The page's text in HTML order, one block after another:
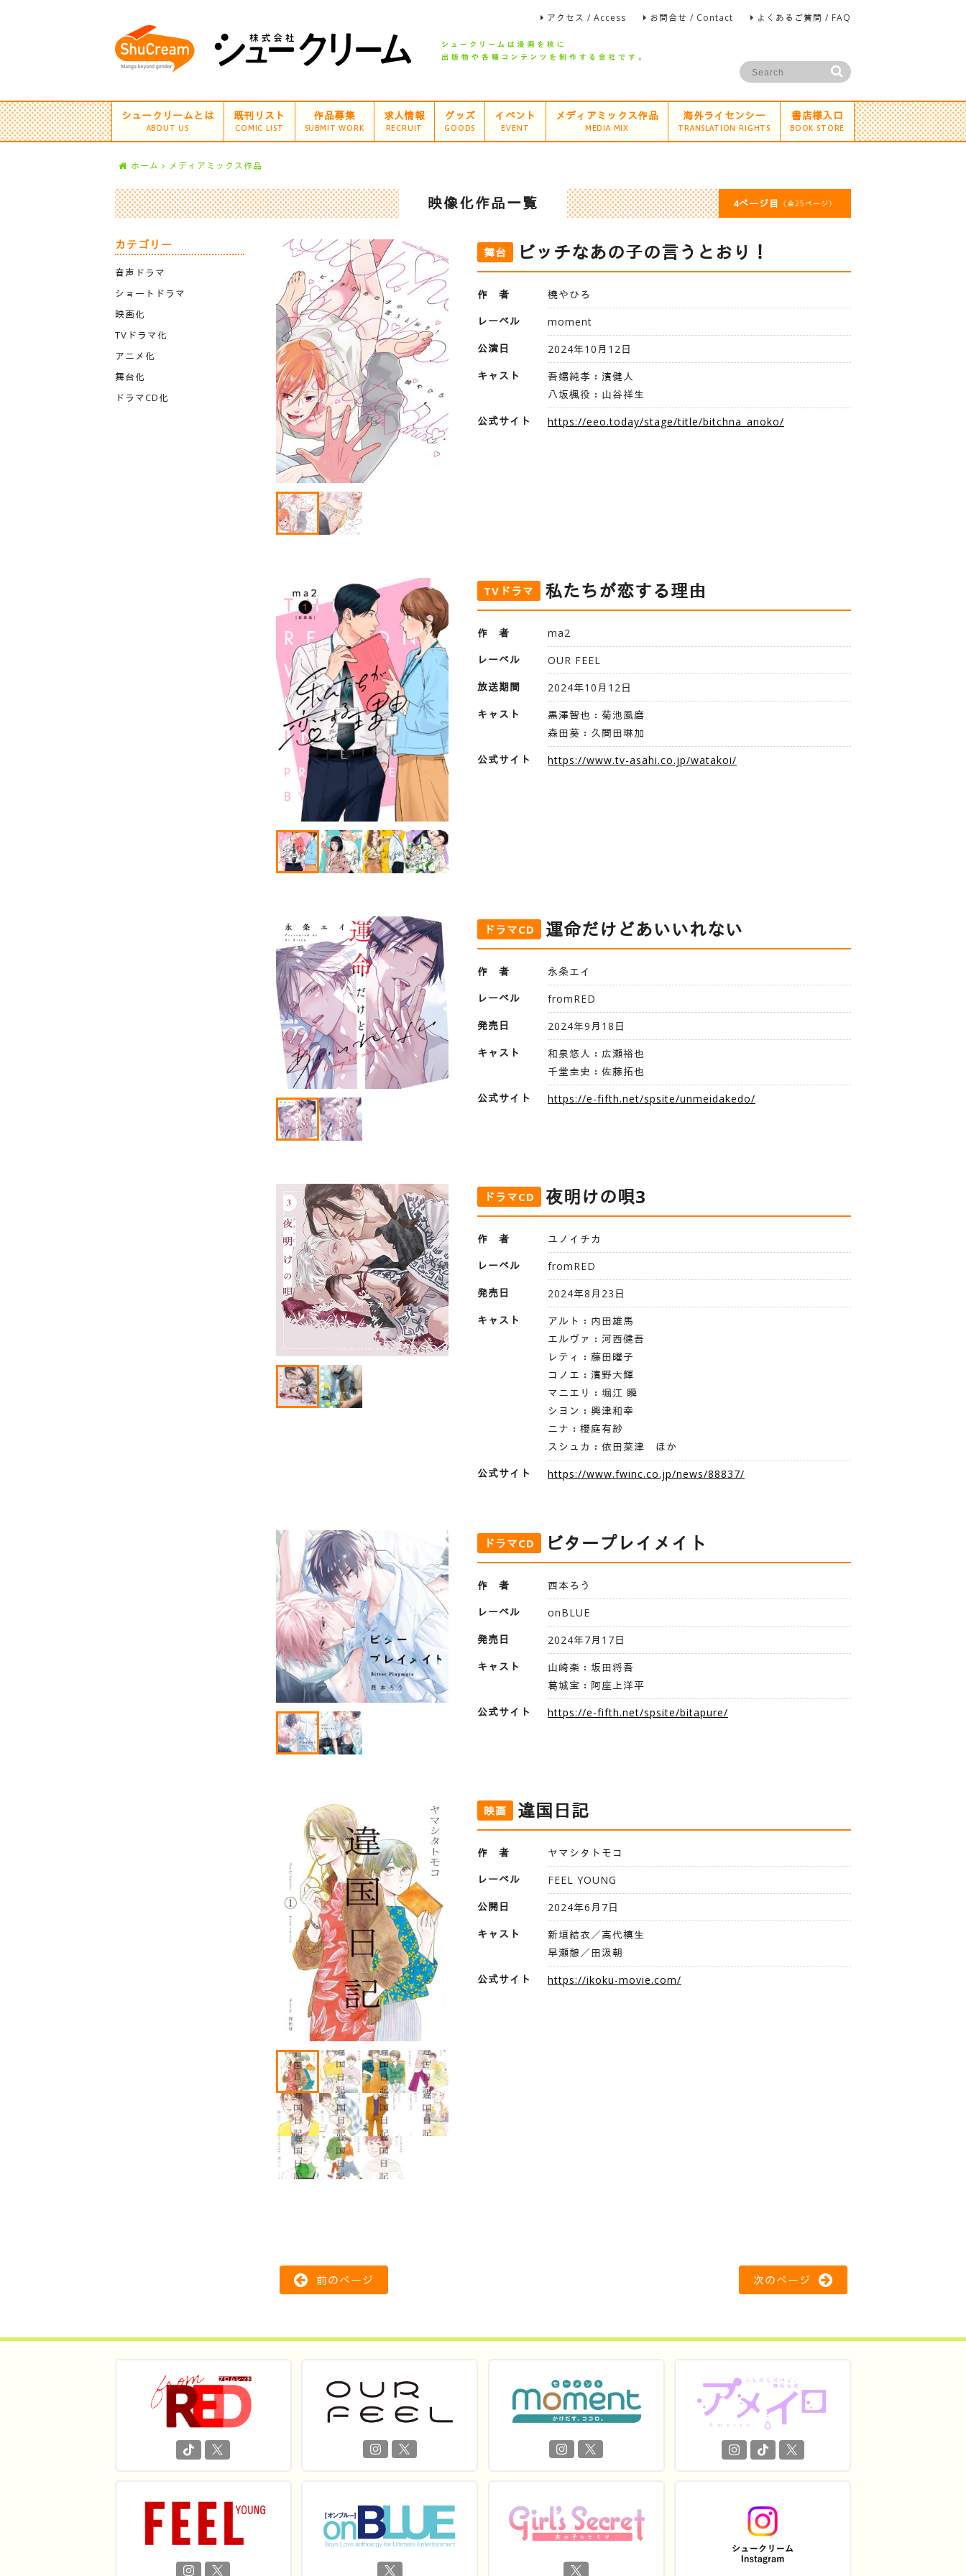
アクセス / Access お問合せ / Contact よくあるご質問 / FAQ
シュークリームとは
ABOUT US
既刊リスト
COMIC LIST
作品募集
SUBMIT WORK
求人情報
RECRUIT
グッズ
GOODS
イベント
EVENT
メディアミックス作品
MEDIA MIX
海外ライセンシー
TRANSLATION RIGHTS
書店様入口
BOOK STORE
ホーム メディアミックス作品
映像化作品一覧 4ページ目 （全25ページ）
舞台 ビッチなあの子の言うとおり！
作 者
橈やひろ
レーベル
moment
公演日
2024年10月12日
キャスト
吾嬬純孝：濱健人
八坂楓役：山谷祥生
公式サイト
https://eeo.today/stage/title/bitchna_anoko/
TVドラマ 私たちが恋する理由
作 者
ma2
レーベル
OUR FEEL
放送期間
2024年10月12日
キャスト
黒澤智也：菊池風磨
森田葵：久間田琳加
公式サイト
https://www.tv-asahi.co.jp/watakoi/
ドラマCD 運命だけどあいいれない
作 者
永条エイ
レーベル
fromRED
発売日
2024年9月18日
キャスト
和泉悠人：広瀬裕也
千堂圭史：佐藤拓也
公式サイト
https://e-fifth.net/spsite/unmeidakedo/
ドラマCD 夜明けの唄3
作 者
ユノイチカ
レーベル
fromRED
発売日
2024年8月23日
キャスト
アルト：内田雄馬
エルヴァ：河西健吾
レティ：藤田曜子
コノエ：濱野大輝
マニエリ：堀江 瞬
シヨン：興津和幸
ニナ：櫻庭有紗
スシュカ：依田菜津 ほか
公式サイト
https://www.fwinc.co.jp/news/88837/
ドラマCD ビタープレイメイト
作 者
西本ろう
レーベル
onBLUE
発売日
2024年7月17日
キャスト
山崎楽：坂田将吾
葛城宝：阿座上洋平
公式サイト
https://e-fifth.net/spsite/bitapure/
映画 違国日記
作 者
ヤマシタトモコ
レーベル
FEEL YOUNG
公開日
2024年6月7日
キャスト
新垣結衣／高代槙生
早瀬憩／田汲朝
公式サイト
https://ikoku-movie.com/
前のページ 次のページ
カテゴリー
音声ドラマ
ショートドラマ
映画化
TVドラマ化
アニメ化
舞台化
ドラマCD化